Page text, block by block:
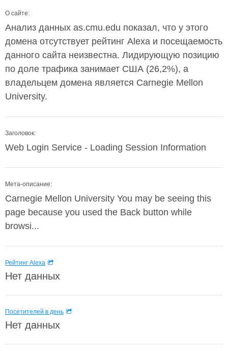
О сайте:
Анализ данных as.cmu.edu показал, что у этого
домена отсутствует рейтинг Alexa и посещаемость
данного сайта неизвестна. Лидирующую позицию
по доле трафика занимает США (26,2%), а
владельцем домена является Carnegie Mellon
University.
Заголовок:
Web Login Service - Loading Session Information
Мета-описание:
Carnegie Mellon University You may be seeing this
page because you used the Back button while
browsi...
Рейтинг Alexa
Нет данных
Посетителей в день
Нет данных